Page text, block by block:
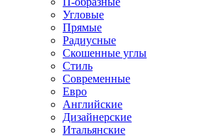
Угловые
Прямые
Радиусные
Скошенные углы
Стиль
Современные
Евро
Английские
Дизайнерские
Итальянские